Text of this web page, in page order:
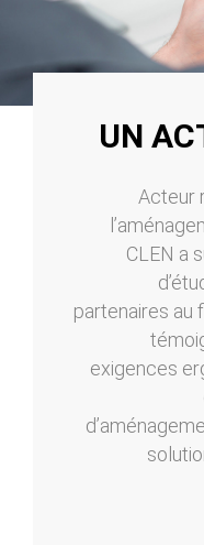
UN
Acteur
CLEN a
partenaires au
exigences